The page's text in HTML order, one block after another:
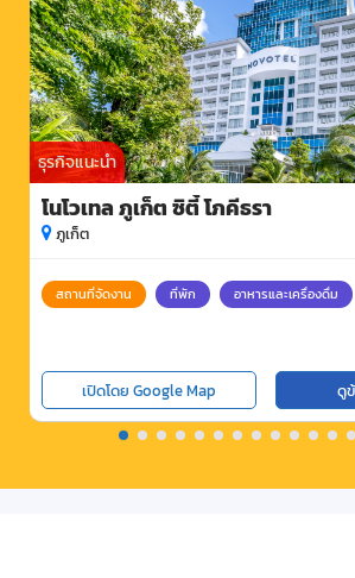
ธุรกิจแนะนำ
โนโวเทล ภูเก็ต ซิตี้ โภคีธรา
ภูเก็ต
สถานที่จัดงาน ที่พัก อาหารและเครื่องดื่ม
เปิดโดย Google Map ดู